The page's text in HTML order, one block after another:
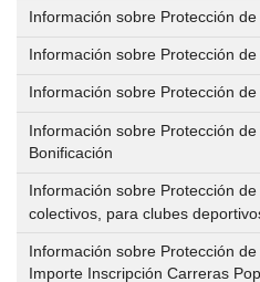
de
atención
al
público,
Registro
y
de
apertura
la
contratación
del
en
régimen
interno
de
centros
municipales
Reserva
en
deportivo
de
eventos
deportivos
que
se
Información sobre Protección
Información sobre Protección
Información sobre Protección
Información sobre Protección
Bonificación
Información sobre Protección
colectivos, para clubes
Información sobre Protección
Importe Inscripción Carreras